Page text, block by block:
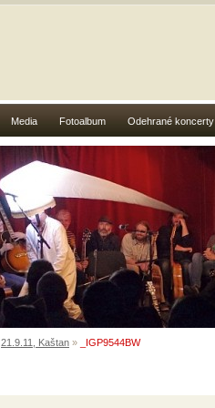
Media Fotoalbum Odehrané koncerty
21.9.11, Kaštan » _IGP9544BW